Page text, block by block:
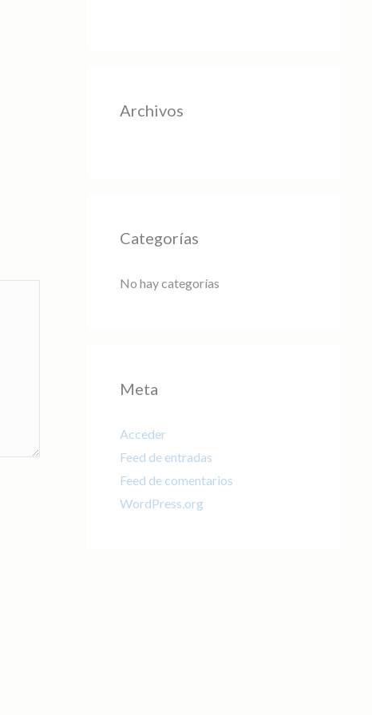
Archivos
Categorías
No hay categorías
Meta
Acceder
Feed de entradas
Feed de comentarios
WordPress.org